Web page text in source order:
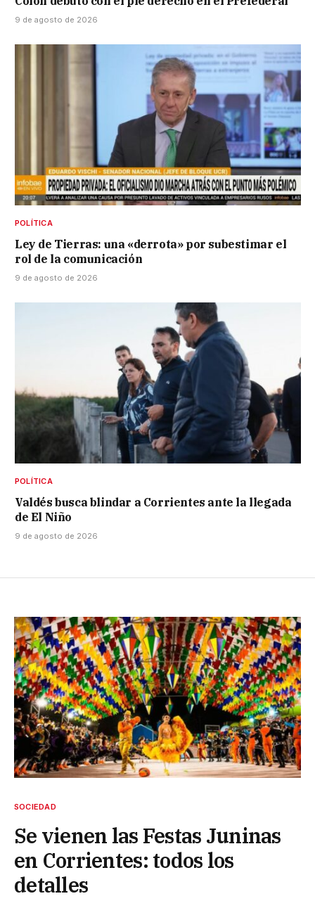
9 de agosto de 2026
POLÍTICA
Ley de Tierras: una «derrota» por subestimar el
rol de la comunicación
9 de agosto de 2026
POLÍTICA
Valdés busca blindar a Corrientes ante la llegada
de El Niño
9 de agosto de 2026
SOCIEDAD
Se vienen las Festas Juninas
en Corrientes: todos los
detalles